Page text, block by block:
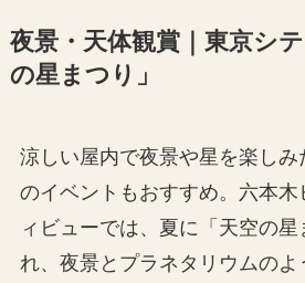
夜景・天体観賞｜東京シ
の星まつり」
涼しい屋内で夜景や星を楽しみ
のイベントもおすすめ。六本木
ィビューでは、夏に「天空の星
れ、夜景とプラネタリウムのよ